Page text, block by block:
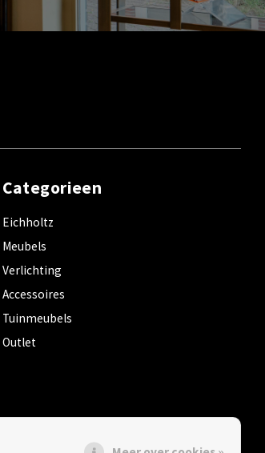
Categorieen
Eichholtz
Meubels
Verlichting
Accessoires
Tuinmeubels
Outlet